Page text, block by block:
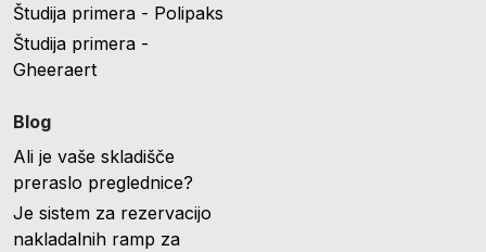
Študija primera - Polipaks
Študija primera -
Gheeraert
Blog
Ali je vaše skladišče
preraslo preglednice?
Je sistem za rezervacijo
nakladalnih ramp za